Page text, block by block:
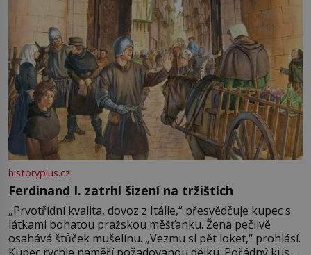
historyplus.cz
Ferdinand I. zatrhl šizení na tržištích
„Prvotřídní kvalita, dovoz z Itálie,“ přesvědčuje kupec s
látkami bohatou pražskou měšťanku. Žena pečlivě
osahává štůček mušelínu. „Vezmu si pět loket,“ prohlásí.